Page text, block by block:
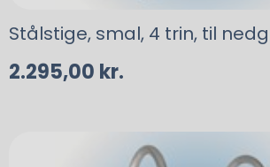
Stålstige, smal, 4 trin, til
2.295,00 kr.